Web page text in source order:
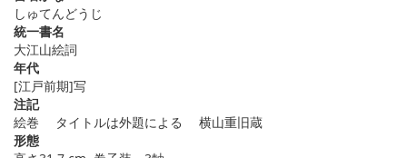
しゅてんどうじ
統一書名
大江山絵詞
年代
[江戸前期]写
注記
絵巻 タイトルは外題による 横山重旧蔵
形態